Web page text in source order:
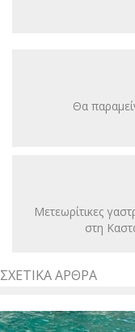
Θα
Μετεωρίτικες
στη
ΣΧΕΤΙΚΆ ΆΡΘΡΑ